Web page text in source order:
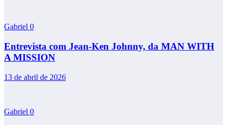
Gabriel 0
Entrevista com Jean-Ken Johnny, da MAN WITH
A MISSION
13 de abril de 2026
Gabriel 0